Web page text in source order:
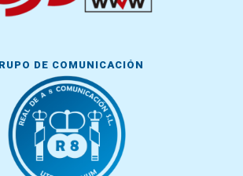
DE COMUNICACIÓN